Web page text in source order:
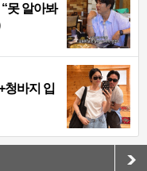
못 알아봐
청바지 입